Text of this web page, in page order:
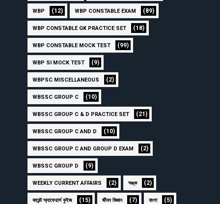
WBP (12) WBP CONSTABLE EXAM (89)
WBP CONSTABLE GK PRACTICE SET (18)
WBP CONSTABLE MOCK TEST (99)
WBP SI MOCK TEST (9)
WBPSC MISCELLANEOUS (2)
WBSSC GROUP C (10)
WBSSC GROUP C & D PRACTICE SET (21)
WBSSC GROUP C AND D (10)
WBSSC GROUP C AND GROUP D EXAM (2)
WBSSC GROUP D (9)
WEEKLY CURRENT AFFAIRS (2) অঙ্ক (2)
কারেন্ট অ্যাফেয়ার্স কুইজ (15) জীবন বিজ্ঞান (7) বাংলা (5)